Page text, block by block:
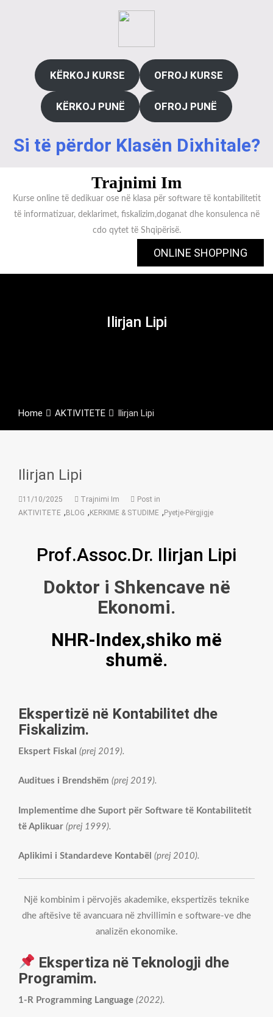
KËRKOJ KURSE OFROJ KURSE
KËRKOJ PUNË OFROJ PUNË
Si të përdor Klasën Dixhitale?
Trajnimi Im
Kurse online të dedikuar ose në klasa për software të kontabilitetit
të informatizuar, deklarimet, fiskalizim,doganat dhe konsulenca në
cdo qytet të Shqipërisë.
ONLINE SHOPPING
Ilirjan Lipi
Home AKTIVITETE Ilirjan Lipi
Ilirjan Lipi
11/10/2025 Trajnimi Im
Post in
AKTIVITETE ,BLOG ,KERKIME & STUDIME ,Pyetje-Përgjigje
Prof.Assoc.Dr. Ilirjan Lipi
Doktor i Shkencave në
Ekonomi.
NHR-Index,shiko më
shumë.
Ekspertizë në Kontabilitet dhe
Fiskalizim.
Ekspert Fiskal (prej 2019).
Auditues i Brendshëm (prej 2019).
Implementime dhe Suport për Software të Kontabilitetit
të Aplikuar (prej 1999).
Aplikimi i Standardeve Kontabël (prej 2010).
Një kombinim i përvojës akademike, ekspertizës teknike
dhe aftësive të avancuara në zhvillimin e software-ve dhe
analizën ekonomike.
Ekspertiza në Teknologji dhe
Programim.
1-R Programming Language (2022).